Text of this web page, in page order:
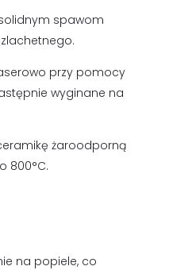
spawom
przy pomocy
wyginane na
żaroodporną
800°C.
na popiele, co